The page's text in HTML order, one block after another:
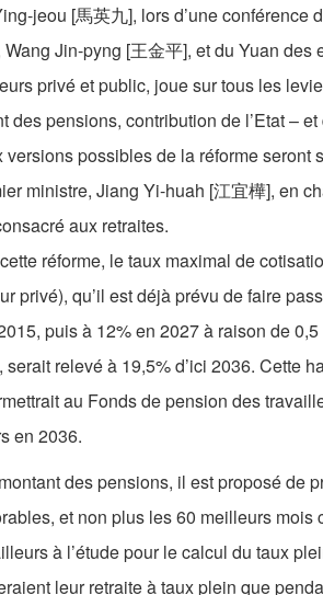
jeou [馬英九], lors d’une conférence
Jin-pyng [王金平], et du Yuan
privé et public, joue sur tous les
des pensions, contribution de l’Etat –
versions possibles de la réforme
ministre, Jiang Yi-huah [江宜樺], en
aux retraites.
réforme, le taux maximal de
privé), qu’il est déjà prévu de faire
puis à 12% en 2027 à raison de
relevé à 19,5% d’ici 2036. Cette
au Fonds de pension des
en 2036.
des pensions, il est proposé de
et non plus les 60 meilleurs mois
à l’étude pour le calcul du taux
leur retraite à taux plein que